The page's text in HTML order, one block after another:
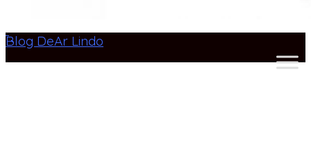
Blog DeAr Lindo